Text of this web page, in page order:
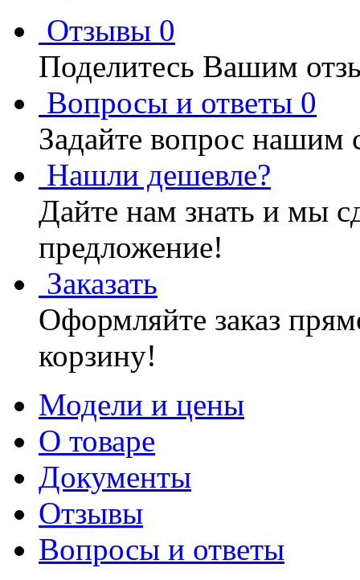
Отзывы 0
Поделитесь Вашим
Вопросы и ответы 0
Задайте вопрос нашим
Нашли дешевле?
Дайте нам знать и мы
предложение!
Заказать
Оформляйте заказ
корзину!
Модели и цены
О товаре
Документы
Отзывы
Вопросы и ответы